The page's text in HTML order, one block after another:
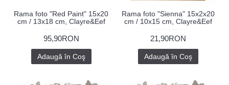
Rama foto "Red Paint" 15x20
cm / 13x18 cm, Clayre&Eef
95,90RON
Adaugă în Coş
Rama foto "Sienna" 15x2x20
cm / 10x15 cm, Clayre&Eef
21,90RON
Adaugă în Coş